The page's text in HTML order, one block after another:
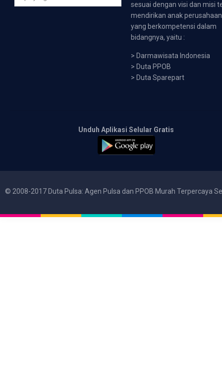
sesuai dengan visi dan misi
mendirikan anak perusahaan
yang berkompetensi dalam
bidangnya, yaitu :
> Darmawisata Indonesia
> Duta PPOB
> Duta Sparepart
Unduh Aplikasi Selular Gratis
© 2008-2017 Duta Pulsa: Agen Pulsa dan PPOB Murah Terpercaya